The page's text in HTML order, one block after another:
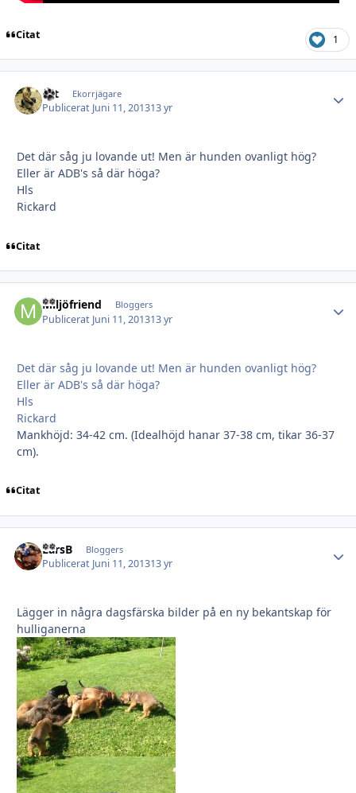
Citat 1
rkt Ekorrjägare
Publicerat Juni 11, 201313 yr
Det där såg ju lovande ut! Men är hunden ovanligt hög?
Eller är ADB's så där höga?
Hls
Rickard
Citat
Miljöfriend Bloggers
Publicerat Juni 11, 201313 yr
Det där såg ju lovande ut! Men är hunden ovanligt hög?
Eller är ADB's så där höga?
Hls
Rickard
Mankhöjd: 34-42 cm. (Idealhöjd hanar 37-38 cm, tikar 36-37
cm).
Citat
LarsB Bloggers
Publicerat Juni 11, 201313 yr
Lägger in några dagsfärska bilder på en ny bekantskap för
hulliganerna